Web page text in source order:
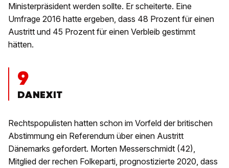
Ministerpräsident werden sollte. Er scheiterte. Eine
Umfrage 2016 hatte ergeben, dass 48 Prozent für einen
Austritt und 45 Prozent für einen Verbleib gestimmt
hätten.
9
DANEXIT
Rechtspopulisten hatten schon im Vorfeld der britischen
Abstimmung ein Referendum über einen Austritt
Dänemarks gefordert. Morten Messerschmidt (42),
Mitglied der rechen Folkeparti, prognostizierte 2020, dass